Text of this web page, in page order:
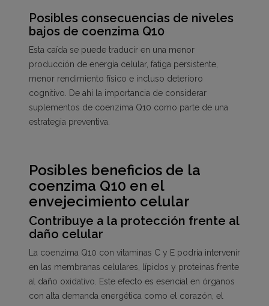
Posibles consecuencias de niveles
bajos de coenzima Q10
Esta caída se puede traducir en una menor
producción de energía celular, fatiga persistente,
menor rendimiento físico e incluso deterioro
cognitivo. De ahí la importancia de considerar
suplementos de coenzima Q10 como parte de una
estrategia preventiva.
Posibles beneficios de la
coenzima Q10 en el
envejecimiento celular
Contribuye a la protección frente al
daño celular
La coenzima Q10 con vitaminas C y E podría intervenir
en las membranas celulares, lípidos y proteínas frente
al daño oxidativo. Este efecto es esencial en órganos
con alta demanda energética como el corazón, el